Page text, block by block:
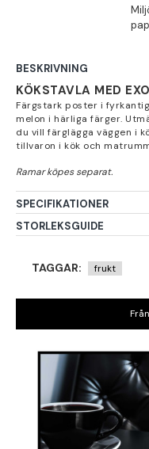
BESKRIVNING
KÖKSTAVLA MED
Färgstark poster i
melon i härliga färger.
du vill färglägga väggen i
tillvaron i kök och
SPECIFIKATIONER
STORLEKSGUIDE
TAGGAR: frukt